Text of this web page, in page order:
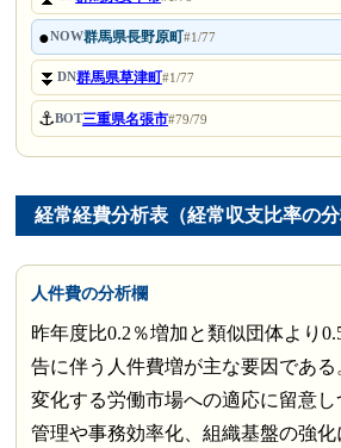
●NOW群馬県長野原町#1/77
⏬DN群馬県草津町#1/77
⚓BOT三重県名張市#79/79
経常経費分析表（経常収支比率の分
人件費の分析欄
昨年度比0.2％増加と類似団体より
告に伴う人件費増が主な要因であ
変化する労働市場への適応に留意
管理や事務効率化、組織基盤の強化